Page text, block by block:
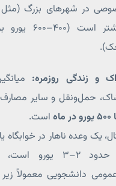
در شهرهای بزرگ (مثل
مونیخ) بیشتر
و زندگی روزمره:
حمل‌ونقل و سایر
است.
یک وعده ناهار در خوابگاه
دانشجویی حدود ۲–۳